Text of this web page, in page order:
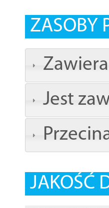
ZASOBY
Jest
JAKOŚĆ